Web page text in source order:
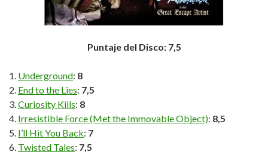
Puntaje del Disco: 7,5
Underground: 8
End to the Lies: 7,5
Curiosity Kills: 8
Irresistible Force (Met the Immovable Object): 8,5
I’ll Hit You Back: 7
Twisted Tales: 7,5